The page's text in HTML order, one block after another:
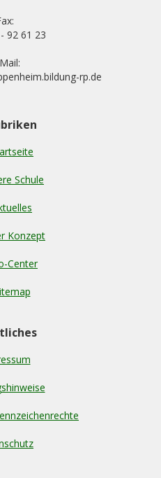
92 61 23
rp.de
Schule
Konzept
Center